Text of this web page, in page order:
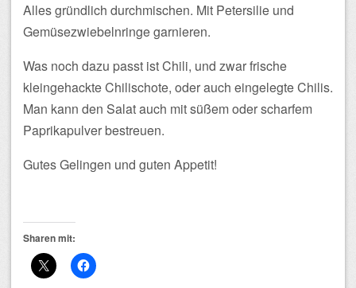
Alles gründlich durchmischen. Mit Petersilie und
Gemüsezwiebelnringe garnieren.
Was noch dazu passt ist Chili, und zwar frische
kleingehackte Chilischote, oder auch eingelegte Chilis.
Man kann den Salat auch mit süßem oder scharfem
Paprikapulver bestreuen.
Gutes Gelingen und guten Appetit!
Sharen mit: